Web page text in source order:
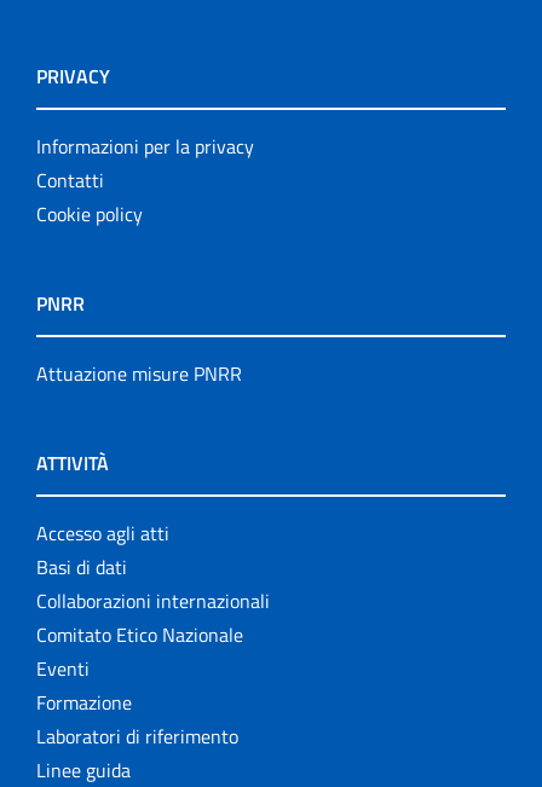
PRIVACY
Informazioni per la privacy
Contatti
Cookie policy
PNRR
Attuazione misure PNRR
ATTIVITÀ
Accesso agli atti
Basi di dati
Collaborazioni internazionali
Comitato Etico Nazionale
Eventi
Formazione
Laboratori di riferimento
Linee guida